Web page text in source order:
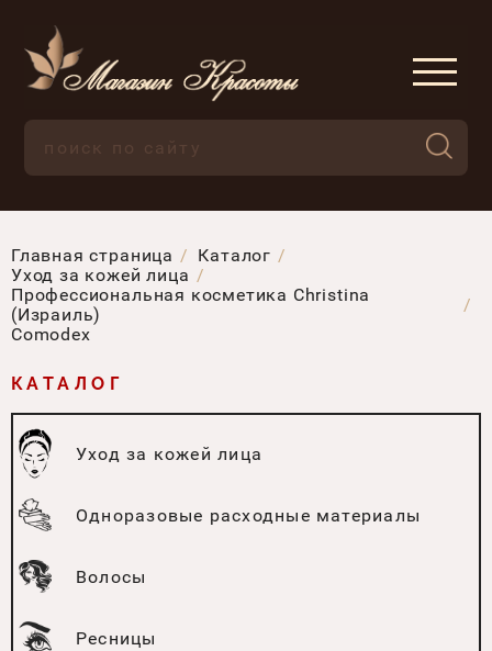
Главная страница
Каталог
Уход за кожей лица
Профессиональная косметика Christina
(Израиль)
Comodex
КАТАЛОГ
Уход за кожей лица
Одноразовые расходные материалы
Волосы
Ресницы